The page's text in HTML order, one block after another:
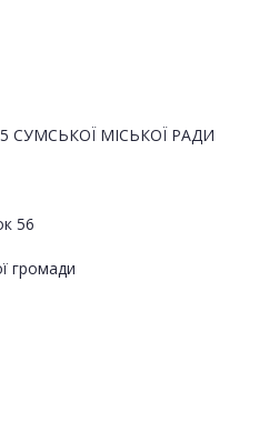
СУМСЬКОЇ МІСЬКОЇ РАДИ
56
громади